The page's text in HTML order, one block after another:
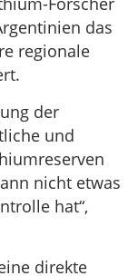
das
regionale
der
und
nicht etwas
hat“,
direkte